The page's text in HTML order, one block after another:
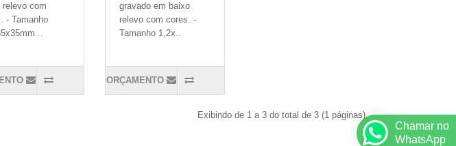
relevo com
- Tamanho
..
gravado em baixo
relevo com cores. -
Tamanho 1,2x..
ORÇAMENTO
Exibindo de 1 a 3 do total de 3 (1 páginas)
Chamar no
WhatsApp